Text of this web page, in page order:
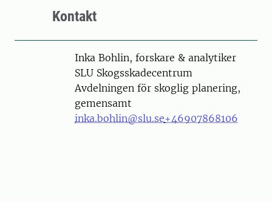
Kontakt
PersonInka Bohlin, forskare & analytiker
SLU Skogsskadecentrum
Avdelningen för skoglig planering,
gemensamt
inka.bohlin@slu.se+46907868106